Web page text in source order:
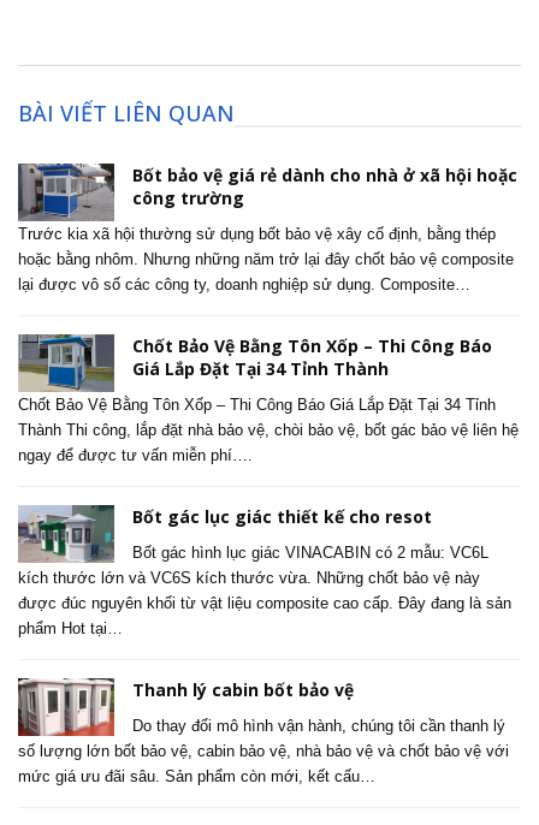
BÀI VIẾT LIÊN QUAN
Bốt bảo vệ giá rẻ dành cho nhà ở xã hội hoặc
công trường
Trước kia xã hội thường sử dụng bốt bảo vệ xây cố định, bằng thép
hoặc bằng nhôm. Nhưng những năm trở lại đây chốt bảo vệ composite
lại được vô số các công ty, doanh nghiệp sử dụng. Composite…
Chốt Bảo Vệ Bằng Tôn Xốp – Thi Công Báo
Giá Lắp Đặt Tại 34 Tỉnh Thành
Chốt Bảo Vệ Bằng Tôn Xốp – Thi Công Báo Giá Lắp Đặt Tại 34 Tỉnh
Thành Thi công, lắp đặt nhà bảo vệ, chòi bảo vệ, bốt gác bảo vệ liên hệ
ngay để được tư vấn miễn phí….
Bốt gác lục giác thiết kế cho resot
Bốt gác hình lục giác VINACABIN có 2 mẫu: VC6L
kích thước lớn và VC6S kích thước vừa. Những chốt bảo vệ này
được đúc nguyên khối từ vật liệu composite cao cấp. Đây đang là sản
phẩm Hot tại…
Thanh lý cabin bốt bảo vệ
Do thay đổi mô hình vận hành, chúng tôi cần thanh lý
số lượng lớn bốt bảo vệ, cabin bảo vệ, nhà bảo vệ và chốt bảo vệ với
mức giá ưu đãi sâu. Sản phẩm còn mới, kết cấu…